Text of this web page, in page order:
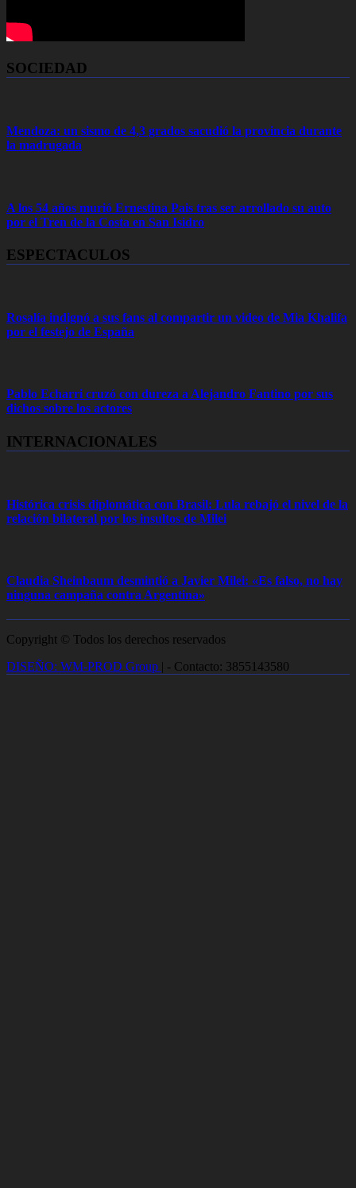
SOCIEDAD
Mendoza: un sismo de 4,3 grados sacudió la provincia durante
la madrugada
A los 54 años murió Ernestina Pais tras ser arrollado su auto
por el Tren de la Costa en San Isidro
ESPECTACULOS
Rosalía indignó a sus fans al compartir un video de Mia Khalifa
por el festejo de España
Pablo Echarri cruzó con dureza a Alejandro Fantino por sus
dichos sobre los actores
INTERNACIONALES
Histórica crisis diplomática con Brasil: Lula rebajó el nivel de la
relación bilateral por los insultos de Milei
Claudia Sheinbaum desmintió a Javier Milei: «Es falso, no hay
ninguna campaña contra Argentina»
Copyright © Todos los derechos reservados
DISEÑO: WM-PROD Group | - Contacto: 3855143580